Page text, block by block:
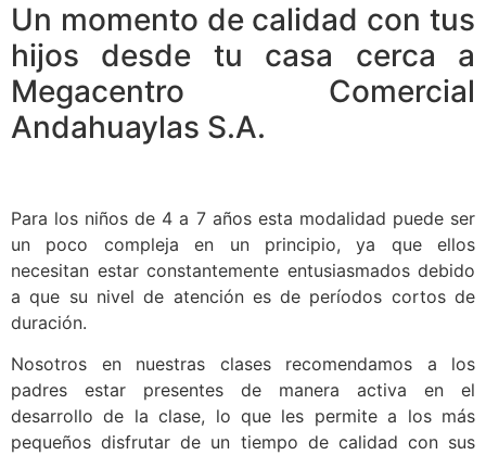
Un momento de calidad con tus
hijos desde tu casa cerca a
Megacentro Comercial
Andahuaylas S.A.
Para los niños de 4 a 7 años esta modalidad puede ser
un poco compleja en un principio, ya que ellos
necesitan estar constantemente entusiasmados debido
a que su nivel de atención es de períodos cortos de
duración.
Nosotros en nuestras clases recomendamos a los
padres estar presentes de manera activa en el
desarrollo de la clase, lo que les permite a los más
pequeños disfrutar de un tiempo de calidad con sus